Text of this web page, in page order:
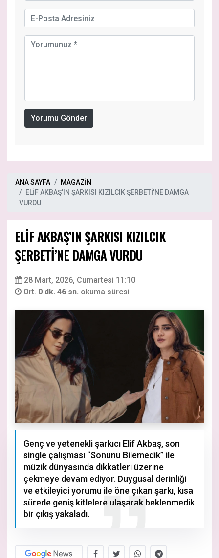
Yorumu Gönder
ANA SAYFA
MAGAZİN
ELİF AKBAŞ’IN ŞARKISI KIZILCIK ŞERBETİ’NE DAMGA
VURDU
ELİF AKBAŞ’IN ŞARKISI KIZILCIK
ŞERBETİ’NE DAMGA VURDU
28 Mart, 2026, Cumartesi 11:10
Ort. 0 dk. 46 sn. okuma süresi
Genç ve yetenekli şarkıcı Elif Akbaş, son
single çalışması “Sonunu Bilemedik” ile
müzik dünyasında dikkatleri üzerine
çekmeye devam ediyor. Duygusal derinliği
ve etkileyici yorumu ile öne çıkan şarkı, kısa
sürede geniş kitlelere ulaşarak beklenmedik
bir çıkış yakaladı.